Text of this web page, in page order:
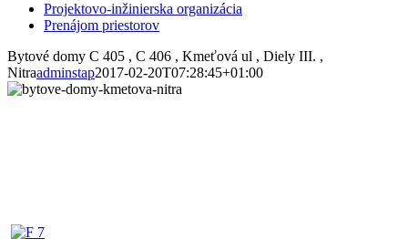
Projektovo-inžinierska organizácia
Prenájom priestorov
Bytové domy C 405 , C 406 , Kmeťová ul , Diely III. ,
Nitraadminstap2017-02-20T07:28:45+01:00